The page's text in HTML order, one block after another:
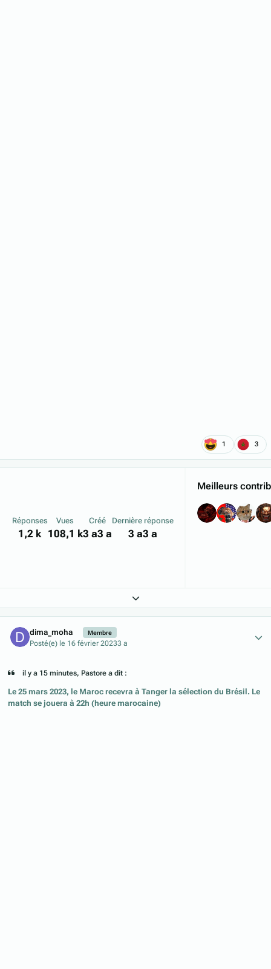
1 3
Réponses
1,2 k
Vues
108,1 k
Créé
3 a3 a
Dernière réponse
3 a3 a
Meilleurs
Expand topic overview
dima_moha Membre
Posté(e) le 16 février 20233 a
il y a 15 minutes, Pastore a dit :
Le 25 mars 2023, le Maroc recevra à Tanger la sélection du Brésil. Le
match se jouera à 22h (heure marocaine)